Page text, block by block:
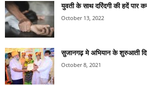
युवती के साथ दरिंदगी की हदें पार
October 13, 2022
सुजानगढ़ मे अभियान के शुरुआती
October 8, 2021